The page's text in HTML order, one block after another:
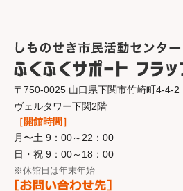
〒750-0025 山口県下関市竹崎町4-4-2
ヴェルタワー下関2階
［開館時間］
月〜土 9：00～22：00
日・祝 9：00～18：00
※休館日は年末年始